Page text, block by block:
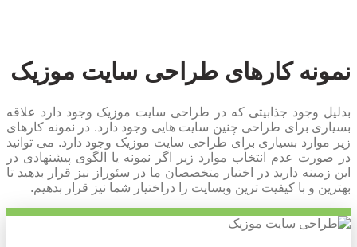
نمونه کارهای طراحی سایت موزیک
بدلیل وجود جذابیتی که در طراحی سایت موزیک وجود دارد علاقه
بسیاری برای طراحی چنین سایت هایی وجود دارد. در نمونه کارهای
زیر موارد بسیاری برای طراحی سایت موزیک وجود دارد. می توانید
در صورت عدم انتخاب موارد زیر اگر نمونه یا الگوی پیشنهادی در
این زمینه دارید در اختیار متخصصان ما در سئوراز نیز قرار بدهید تا
بهترین و با کیفیت ترین وبسایت را دراختیار شما نیز قرار بدهیم.